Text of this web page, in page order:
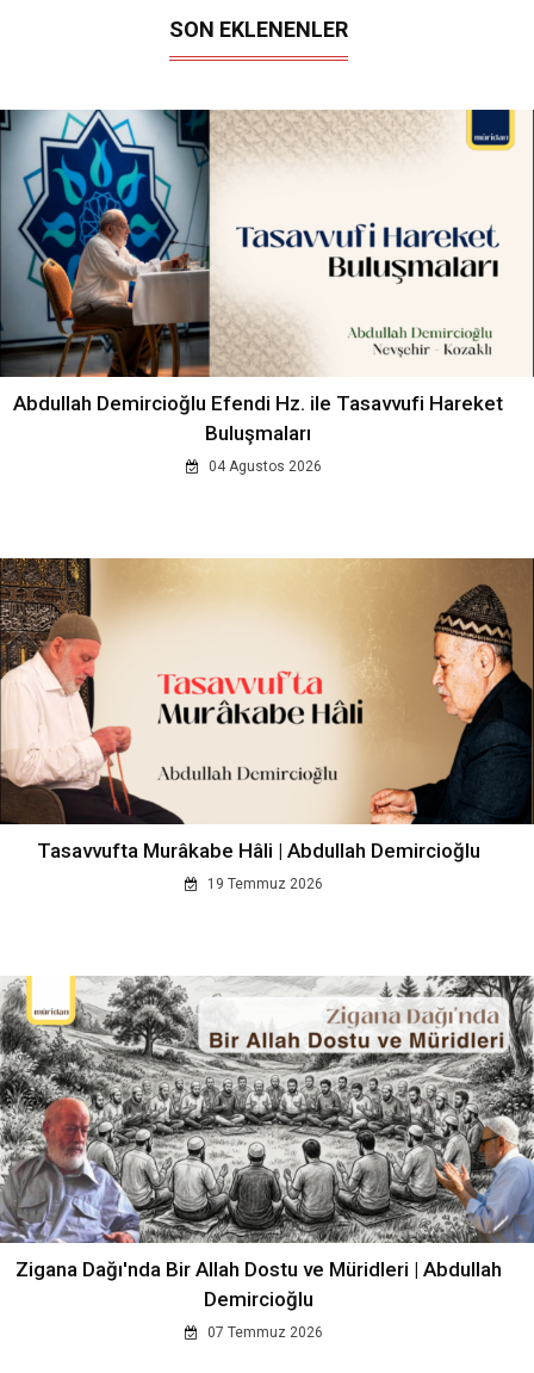
SON EKLENENLER
Abdullah Demircioğlu Efendi Hz. ile Tasavvufi Hareket
Buluşmaları
04 Agustos 2026
Tasavvufta Murâkabe Hâli | Abdullah Demircioğlu
19 Temmuz 2026
Zigana Dağı'nda Bir Allah Dostu ve Müridleri | Abdullah
Demircioğlu
07 Temmuz 2026